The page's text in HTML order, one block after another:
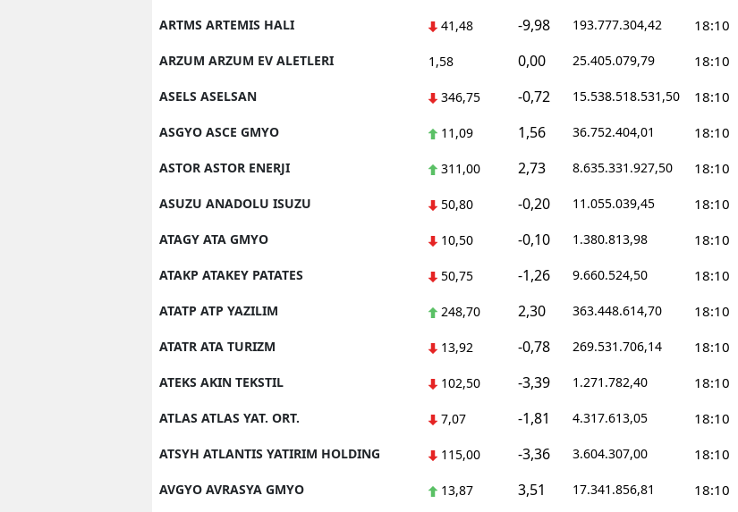
ARTMS ARTEMIS HALI 41,48 -9,98 193.777.304,42 18:10
ARZUM ARZUM EV ALETLERI 1,58 0,00 25.405.079,79 18:10
ASELS ASELSAN 346,75 -0,72 15.538.518.531,50 18:10
ASGYO ASCE GMYO 11,09 1,56 36.752.404,01 18:10
ASTOR ASTOR ENERJI 311,00 2,73 8.635.331.927,50 18:10
ASUZU ANADOLU ISUZU 50,80 -0,20 11.055.039,45 18:10
ATAGY ATA GMYO 10,50 -0,10 1.380.813,98 18:10
ATAKP ATAKEY PATATES 50,75 -1,26 9.660.524,50 18:10
ATATP ATP YAZILIM 248,70 2,30 363.448.614,70 18:10
ATATR ATA TURIZM 13,92 -0,78 269.531.706,14 18:10
ATEKS AKIN TEKSTIL 102,50 -3,39 1.271.782,40 18:10
ATLAS ATLAS YAT. ORT. 7,07 -1,81 4.317.613,05 18:10
ATSYH ATLANTIS YATIRIM HOLDING 115,00 -3,36 3.604.307,00 18:10
AVGYO AVRASYA GMYO 13,87 3,51 17.341.856,81 18:10